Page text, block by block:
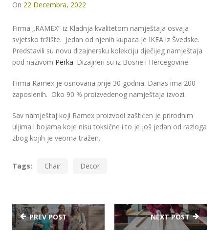
On 22 Decembra, 2022
Firma „RAMEX“ iz Kladnja kvalitetom namještaja osvaja
svjetsko tržište. Jedan od njenih kupaca je IKEA iz Švedske.
Predstavili su novu dizajnersku kolekciju dječijeg namještaja
pod nazivom Perka. Dizajneri su iz Bosne i Hercegovine.
Firma Ramex je osnovana prije 30 godina. Danas ima 200
zaposlenih. Oko 90 % proizvedenog namještaja izvozi.
Sav namještaj koji Ramex proizvodi zaštićen je prirodnim
uljima i bojama koje nisu toksične i to je još jedan od razloga
zbog kojih je veoma tražen.
Tags: Chair Decor
PREV POST NEXT POST